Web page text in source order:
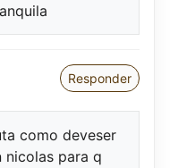
Responder
como deveser
nicolas para q